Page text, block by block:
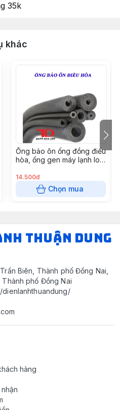
35k
khác
Ống bảo ôn ống đồng điều
hòa, ống gen máy lạnh loại
2 mét
14.500đ
Chọn mua
THUẬN DUNG
Biên, Thành phố Đồng Nai,
phố Đồng Nai
hàng